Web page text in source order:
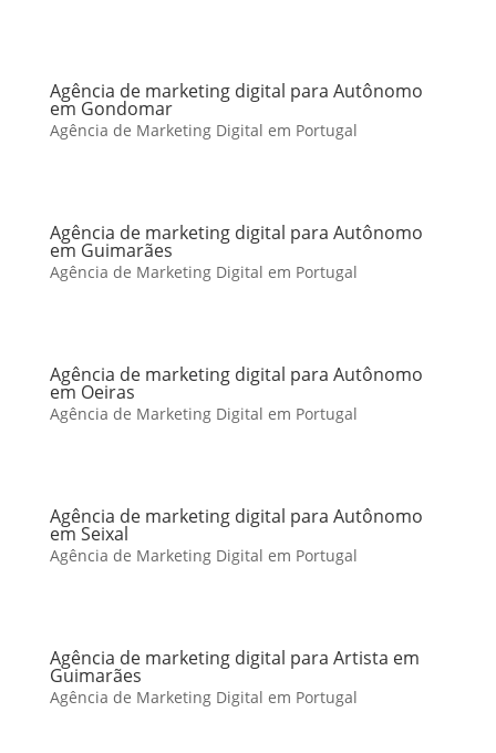
Agência de marketing digital para Autônomo
em Gondomar
Agência de Marketing Digital em Portugal
Agência de marketing digital para Autônomo
em Guimarães
Agência de Marketing Digital em Portugal
Agência de marketing digital para Autônomo
em Oeiras
Agência de Marketing Digital em Portugal
Agência de marketing digital para Autônomo
em Seixal
Agência de Marketing Digital em Portugal
Agência de marketing digital para Artista em
Guimarães
Agência de Marketing Digital em Portugal